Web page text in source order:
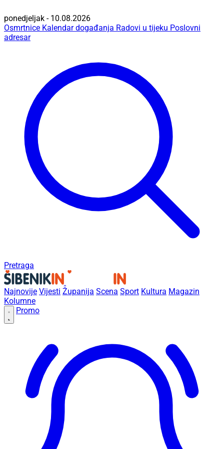
ponedjeljak - 10.08.2026
Osmrtnice Kalendar događanja Radovi u tijeku Poslovni
adresar
Pretraga
Najnovije Vijesti Županija Scena Sport Kultura Magazin
Kolumne
Promo